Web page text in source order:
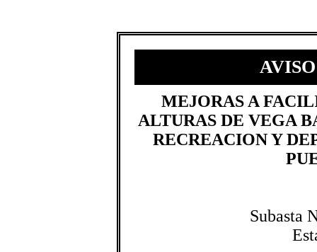
MEJORAS A
ALTURAS DE VEGA
RECREACION Y
Subasta